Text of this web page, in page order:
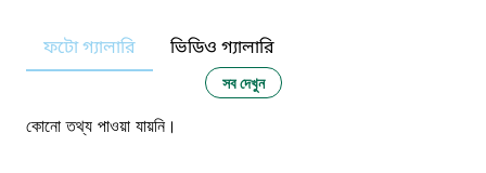
নারী ও শিশু নির্যাতন প্রতিরোধ
১০৬
ফটো গ্যালারি ভিডিও গ্যালারি
সব দেখুন
কোনো তথ্য পাওয়া যায়নি।